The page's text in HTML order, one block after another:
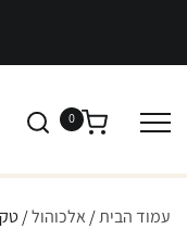
0
עמוד הבית/ אלכוהול/